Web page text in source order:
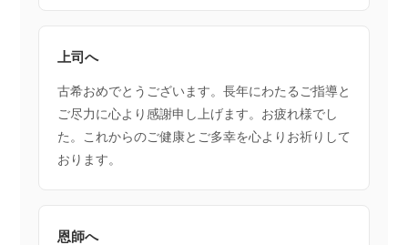
上司へ
古希おめでとうございます。長年にわたるご指導と
ご尽力に心より感謝申し上げます。お疲れ様でし
た。これからのご健康とご多幸を心よりお祈りして
おります。
恩師へ